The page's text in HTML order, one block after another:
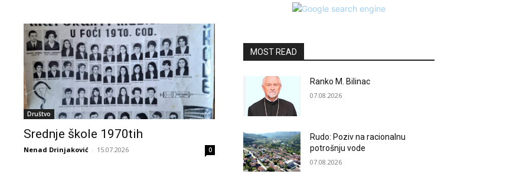
Društvo
Srednje škole 1970tih
Nenad Drinjaković - 15.07.2026 0
MOST READ
Ranko M. Bilinac
07.08.2026
Rudo: Poziv na racionalnu
potrošnju vode
07.08.2026